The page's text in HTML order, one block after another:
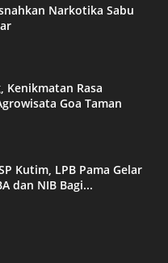
Narkotika Sabu
Kenikmatan Rasa
Goa Taman
Kutim, LPB Pama Gelar
dan NIB Bagi...